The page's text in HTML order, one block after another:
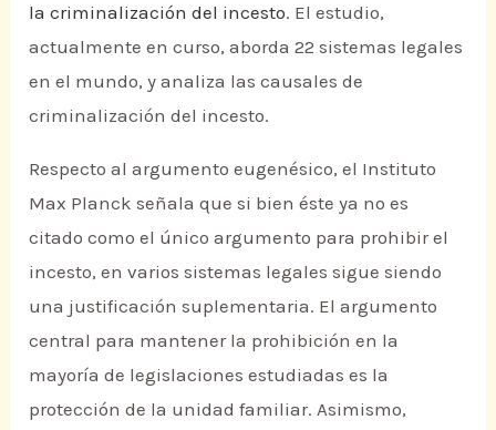
la criminalización del incesto. El estudio,
actualmente en curso, aborda 22 sistemas legales
en el mundo, y analiza las causales de
criminalización del incesto.
Respecto al argumento eugenésico, el Instituto
Max Planck señala que si bien éste ya no es
citado como el único argumento para prohibir el
incesto, en varios sistemas legales sigue siendo
una justificación suplementaria. El argumento
central para mantener la prohibición en la
mayoría de legislaciones estudiadas es la
protección de la unidad familiar. Asimismo,